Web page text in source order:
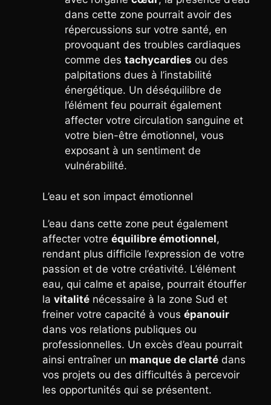
dans cette zone pourrait avoir des
répercussions sur votre santé, en
provoquant des troubles cardiaques
comme des tachycardies ou des
palpitations dues à l’instabilité
énergétique. Un déséquilibre de
l’élément feu pourrait également
affecter votre circulation sanguine et
votre bien-être émotionnel, vous
exposant à un sentiment de
vulnérabilité.
L’eau et son impact émotionnel
L’eau dans cette zone peut également
affecter votre équilibre émotionnel,
rendant plus difficile l’expression de votre
passion et de votre créativité. L’élément
eau, qui calme et apaise, pourrait étouffer
la vitalité nécessaire à la zone Sud et
freiner votre capacité à vous épanouir
dans vos relations publiques ou
professionnelles. Un excès d’eau pourrait
ainsi entraîner un manque de clarté dans
vos projets ou des difficultés à percevoir
les opportunités qui se présentent.